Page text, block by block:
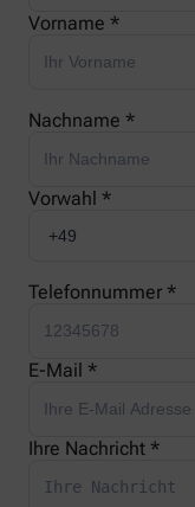
Vorname *
Nachname *
Vorwahl *
Telefonnummer *
E-Mail *
Ihre Nachricht *